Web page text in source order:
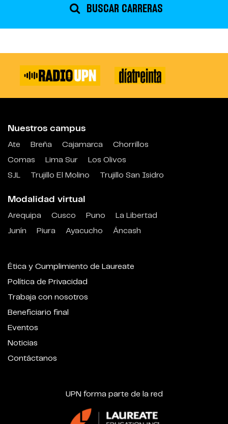
BUSCAR CARRERAS
Nuestros campus
Ate Breña Cajamarca
Chorrillos
Comas
Lima Sur
Los Olivos
SJL
Trujillo El Molino Trujillo San Isidro
Modalidad virtual
Arequipa Cusco Puno
La Libertad
Junín
Piura Ayacucho Áncash
Ética y Cumplimiento de Laureate
Política de Privacidad
Trabaja con nosotros
Beneficiario final
Eventos
Noticias
Contáctanos
UPN forma parte de la red